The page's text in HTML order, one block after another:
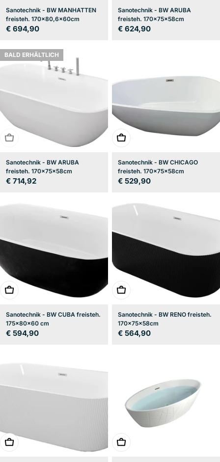
Sanotechnik - BW MANHATTEN
freisteh. 170x80,6x60cm
Regulärer
€ 694,90
Sanotechnik - BW ARUBA
freisteh. 170x75x58cm
Regulärer
€ 624,90
BALD ERHÄLTLICH
BALD ERHÄLTLICH
Sanotechnik - BW ARUBA
freisteh. 170x75x58cm
Regulärer
€ 714,92
In den Warenkorb
Sanotechnik - BW CHICAGO
freisteh. 170x75x58cm
Regulärer
€ 529,90
In den Warenkorb
Sanotechnik - BW CUBA freisteh.
175x80x60 cm
Regulärer
€ 594,90
In den Warenkorb
Sanotechnik - BW RENO freisteh.
170x75x58cm
Regulärer
€ 564,90
In den Warenkorb In den Warenkorb